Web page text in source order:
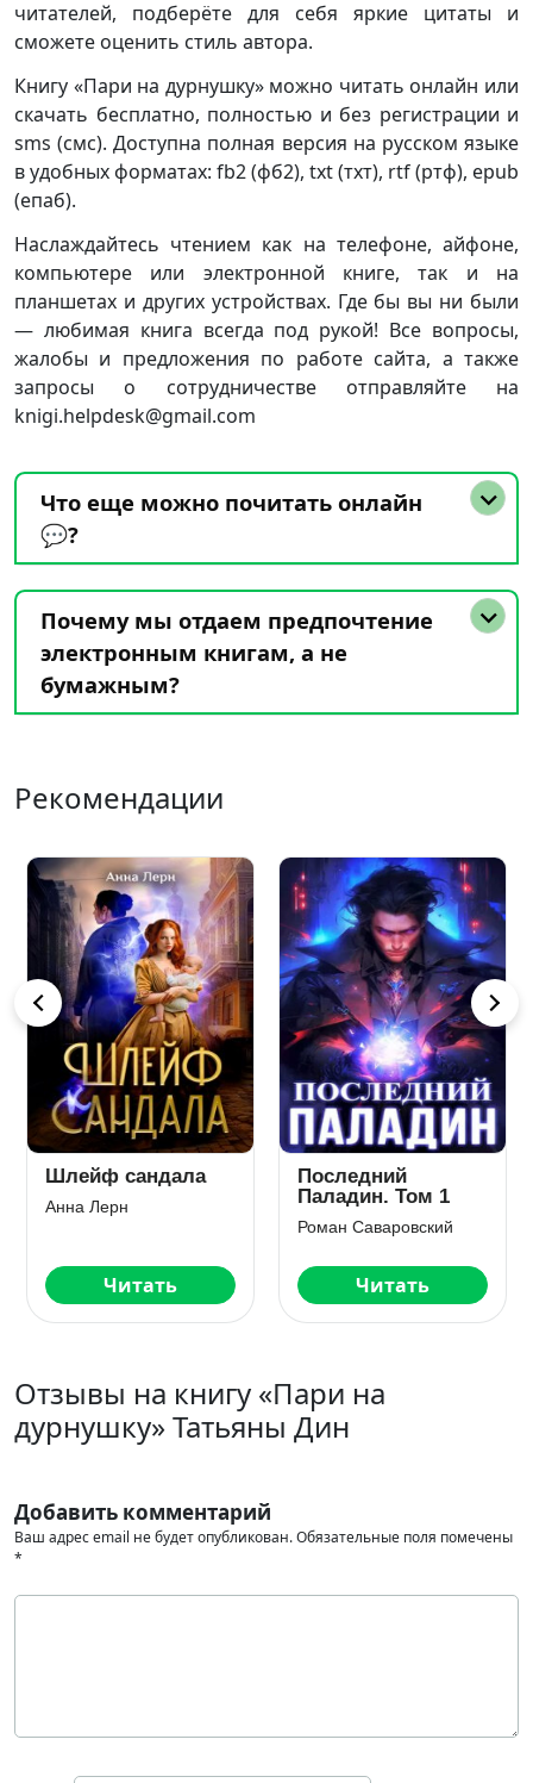
читателей, подберёте для себя яркие цитаты и
сможете оценить стиль автора.
Книгу «Пари на дурнушку» можно читать онлайн или
скачать бесплатно, полностью и без регистрации и
sms (смс). Доступна полная версия на русском языке
в удобных форматах: fb2 (фб2), txt (тхт), rtf (ртф), epub
(епаб).
Наслаждайтесь чтением как на телефоне, айфоне,
компьютере или электронной книге, так и на
планшетах и других устройствах. Где бы вы ни были
— любимая книга всегда под рукой! Все вопросы,
жалобы и предложения по работе сайта, а также
запросы о сотрудничестве отправляйте на
knigi.helpdesk@gmail.com
Что еще можно почитать онлайн
💬?
Почему мы отдаем предпочтение
электронным книгам, а не
бумажным?
Рекомендации
Шлейф сандала
Анна Лерн
Читать
Последний
Паладин. Том 1
Роман Саваровский
Читать
Отзывы на книгу «Пари на
дурнушку» Татьяны Дин
Добавить комментарий
Ваш адрес email не будет опубликован.Обязательные поля помечены
*